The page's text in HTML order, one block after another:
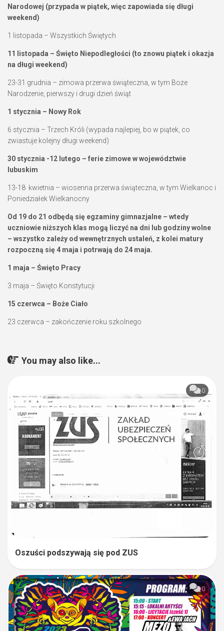
Narodowej (przypada w piątek, więc zapowiada się długi
weekend)
1 listopada – Wszystkich Świętych
11 listopada – Święto Niepodległości (to znowu piątek i okazja
na długi weekend)
23-31 grudnia – zimowa przerwa świąteczna, w tym Boże
Narodzenie, pierwszy i drugi dzień świąt
1 stycznia – Nowy Rok
6 stycznia – Trzech Króli (wypada najlepiej, bo w piątek, co
zwiastuje kolejny długi weekend)
30 stycznia -12 lutego – ferie zimowe w województwie
lubuskim
13-18 kwietnia – wiosenna przerwa świąteczna, w tym Wielkanoc i
Poniedziałek Wielkanocny
Od 19 do 21 odbędą się egzaminy gimnazjalne – wtedy
uczniowie niższych klas mogą liczyć na dni lub godziny wolne
– wszystko zależy od wewnętrznych ustaleń, z kolei matury
rozpoczną się 4 maja i potrwają do 24 maja.
1 maja – Święto Pracy
3 maja – Święto Konstytucji
15 czerwca – Boże Ciało
23 czerwca – zakończenie roku szkolnego
You may also like...
0
Oszuści podszywają się pod ZUS
0